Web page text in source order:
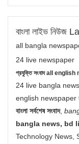
বাংলা লাইভ
all bangla
24 live newspaper
প্রযুক্তি সংবাদ all
24 live bangla
english
বাংলা সর্বশেষ সংবাদ,
bangla news, bd
Technology News,